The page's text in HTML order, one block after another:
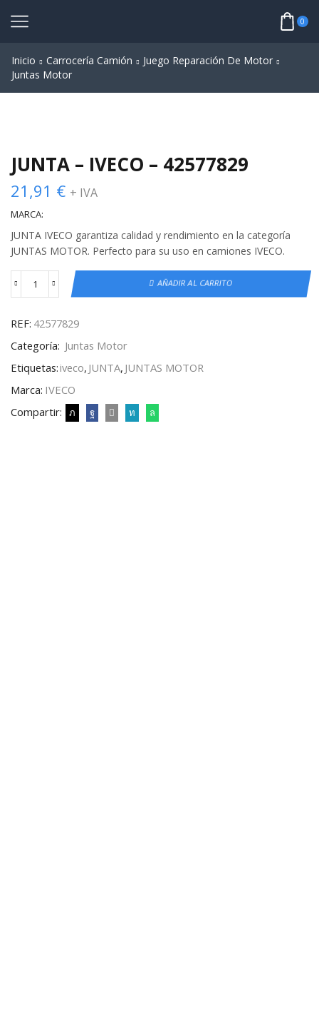
0
Inicio Carrocería Camión
Juego Reparación De Motor
Juntas Motor
JUNTA – IVECO – 42577829
21,91 € + IVA
MARCA:
JUNTA IVECO garantiza calidad y rendimiento en la categoría
JUNTAS MOTOR. Perfecto para su uso en camiones IVECO.
AÑADIR AL CARRITO
REF: 42577829
Categoría: Juntas Motor
Etiquetas:iveco, JUNTA, JUNTAS MOTOR
Marca: IVECO
Compartir: